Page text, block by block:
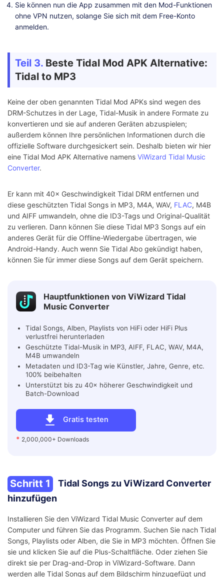
Sie können nun die App zusammen mit den Mod-Funktionen
ohne VPN nutzen, solange Sie sich mit dem Free-Konto
anmelden.
Teil 3. Beste Tidal Mod APK Alternative:
Tidal to MP3
Keine der oben genannten Tidal Mod APKs sind wegen des
DRM-Schutzes in der Lage, Tidal-Musik in andere Formate zu
konvertieren und sie auf anderen Geräten abzuspielen;
außerdem können Ihre persönlichen Informationen durch die
offizielle Software durchgesickert sein. Deshalb bieten wir hier
eine Tidal Mod APK Alternative namens ViWizard Tidal Music
Converter.
Er kann mit 40× Geschwindigkeit Tidal DRM entfernen und
diese geschützten Tidal Songs in MP3, M4A, WAV, FLAC, M4B
und AIFF umwandeln, ohne die ID3-Tags und Original-Qualität
zu verlieren. Dann können Sie diese Tidal MP3 Songs auf ein
anderes Gerät für die Offline-Wiedergabe übertragen, wie
Android-Handy. Auch wenn Sie Tidal Abo gekündigt haben,
können Sie für immer diese Songs auf dem Gerät speichern.
Hauptfunktionen von ViWizard Tidal
Music Converter
Gratis testen
* 2,000,000+ Downloads
Tidal Songs, Alben, Playlists von HiFi oder HiFi Plus
verlustfrei herunterladen
Geschützte Tidal-Musik in MP3, AIFF, FLAC, WAV, M4A,
M4B umwandeln
Metadaten und ID3-Tag wie Künstler, Jahre, Genre, etc.
100% beibehalten
Unterstützt bis zu 40× höherer Geschwindigkeit und
Batch-Download
Schritt 1
Tidal Songs zu ViWizard Converter
hinzufügen
Installieren Sie den ViWizard Tidal Music Converter auf dem
Computer und führen Sie das Programm. Suchen Sie nach Tidal
Songs, Playlists oder Alben, die Sie in MP3 möchten. Öffnen Sie
sie und klicken Sie auf die Plus-Schaltfläche. Oder ziehen Sie
direkt sie per Drag-and-Drop in ViWizard-Software. Dann
werden alle Tidal Songs auf dem Bildschirm hinzugefügt und